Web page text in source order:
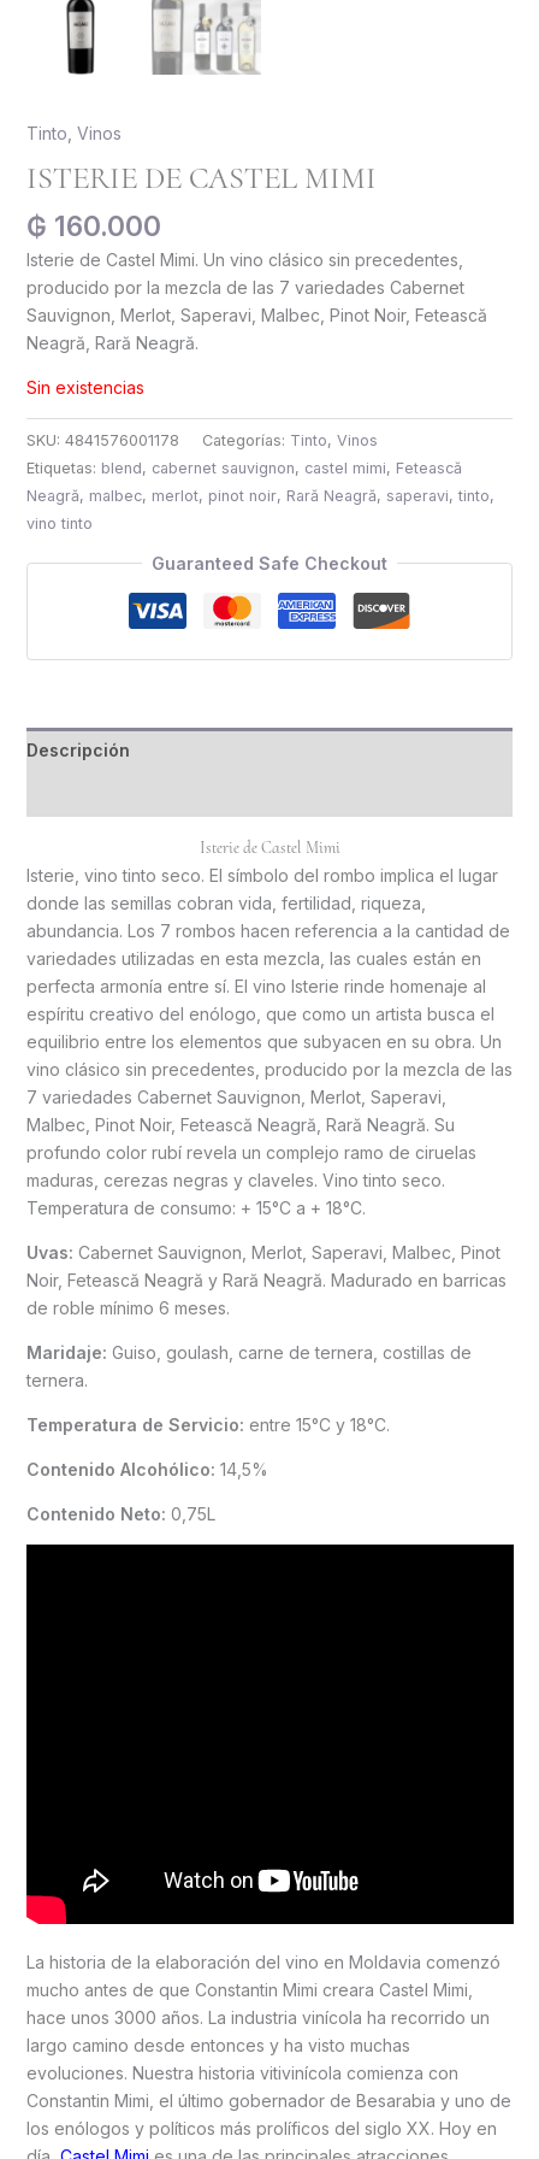
Tinto Vinos
ISTERIE DE CASTEL MIMI
₲ 160.000
Isterie de Castel Mimi. Un vino clásico sin precedentes,
producido por la mezcla de las 7 variedades Cabernet
Sauvignon, Merlot, Saperavi, Malbec, Pinot Noir, Fetească
Neagră, Rară Neagră.
Sin existencias
SKU: 4841576001178 Categorías: Tinto, Vinos
Etiquetas: blend, cabernet sauvignon, castel mimi, Fetească
Neagră, malbec, merlot, pinot noir, Rară Neagră, saperavi, tinto,
vino tinto
Guaranteed Safe Checkout
Descripción
Isterie de Castel Mimi
Isterie, vino tinto seco. El símbolo del rombo implica el lugar
donde las semillas cobran vida, fertilidad, riqueza,
abundancia. Los 7 rombos hacen referencia a la cantidad de
variedades utilizadas en esta mezcla, las cuales están en
perfecta armonía entre sí. El vino Isterie rinde homenaje al
espíritu creativo del enólogo, que como un artista busca el
equilibrio entre los elementos que subyacen en su obra. Un
vino clásico sin precedentes, producido por la mezcla de las
7 variedades Cabernet Sauvignon, Merlot, Saperavi,
Malbec, Pinot Noir, Fetească Neagră, Rară Neagră. Su
profundo color rubí revela un complejo ramo de ciruelas
maduras, cerezas negras y claveles. Vino tinto seco.
Temperatura de consumo: + 15°C a + 18°C.
Uvas: Cabernet Sauvignon, Merlot, Saperavi, Malbec, Pinot
Noir, Fetească Neagră y Rară Neagră. Madurado en barricas
de roble mínimo 6 meses.
Maridaje: Guiso, goulash, carne de ternera, costillas de
ternera.
Temperatura de Servicio: entre 15°C y 18°C.
Contenido Alcohólico: 14,5%
Contenido Neto: 0,75L
La historia de la elaboración del vino en Moldavia comenzó
mucho antes de que Constantin Mimi creara Castel Mimi,
hace unos 3000 años. La industria vinícola ha recorrido un
largo camino desde entonces y ha visto muchas
evoluciones. Nuestra historia vitivinícola comienza con
Constantin Mimi, el último gobernador de Besarabia y uno de
los enólogos y políticos más prolíficos del siglo XX. Hoy en